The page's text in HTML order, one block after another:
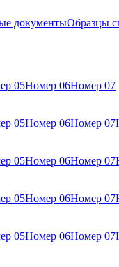
документыОбразцы
05Номер 06Номер 07
05Номер 06Номер 07
05Номер 06Номер 07
05Номер 06Номер 07
05Номер 06Номер 07